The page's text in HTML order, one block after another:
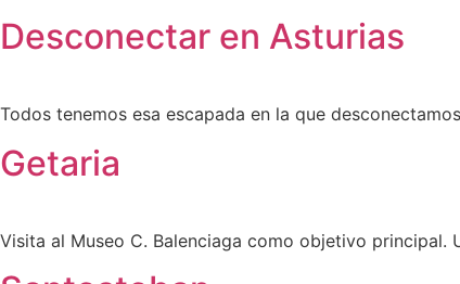
Desconectar en Asturias
Todos tenemos esa escapada en la que
Getaria
Visita al Museo C. Balenciaga como objetivo